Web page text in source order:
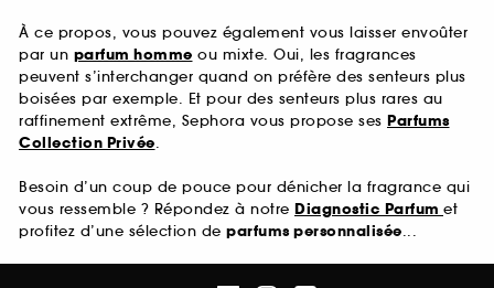
À ce propos, vous pouvez également vous laisser envoûter
par un parfum homme ou mixte. Oui, les fragrances
peuvent s’interchanger quand on préfère des senteurs plus
boisées par exemple. Et pour des senteurs plus rares au
raffinement extrême, Sephora vous propose ses Parfums
Collection Privée.
Besoin d’un coup de pouce pour dénicher la fragrance qui
vous ressemble ? Répondez à notre Diagnostic Parfum et
profitez d’une sélection de parfums personnalisée...